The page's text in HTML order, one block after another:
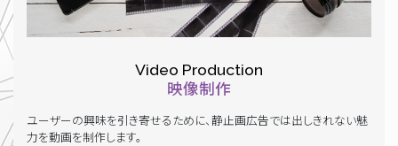
Video Production
映像制作
ユーザーの興味を引き寄せるために、静止画広告では出しきれない魅
力を動画を制作します。